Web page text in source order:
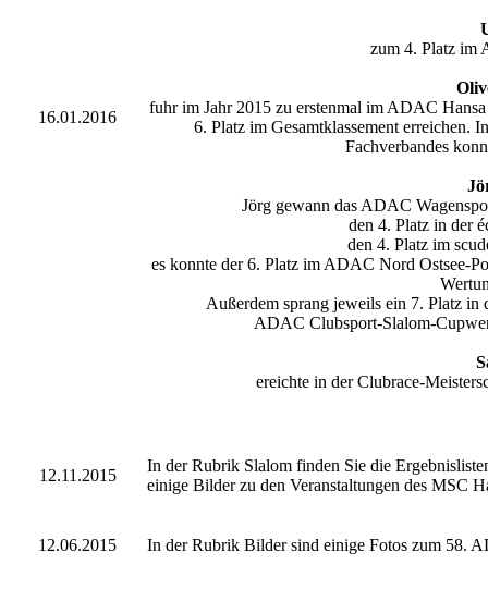
16.01.2016
zum4. Platz im
fuhr im Jahr 2015 zu erstenmal im ADAC
6. Platz im Gesamtklassement erreichen.
Fachverbandes
Jörg gewann das ADAC
den 4. Platz in der
den 4. Platz im
es konnte der 6. Platz im ADAC Nord Ostsee-
Außerdem sprang jeweils ein 7. Platz
ADAC Clubsport-Slalom-
ereichte in der Clubrace-
12.11.2015
In der Rubrik Slalom finden Sie die
einige Bilder zu den Veranstaltungen des MSC
12.06.2015 In der Rubrik Bilder sind einige Fotos zum 58.